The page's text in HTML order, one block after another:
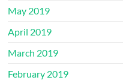
May 2019
April 2019
March 2019
February 2019